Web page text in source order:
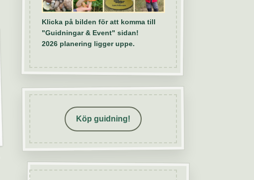
Klicka på bilden för att komma till
"Guidningar & Event" sidan!
2026 planering ligger uppe.
Köp guidning!